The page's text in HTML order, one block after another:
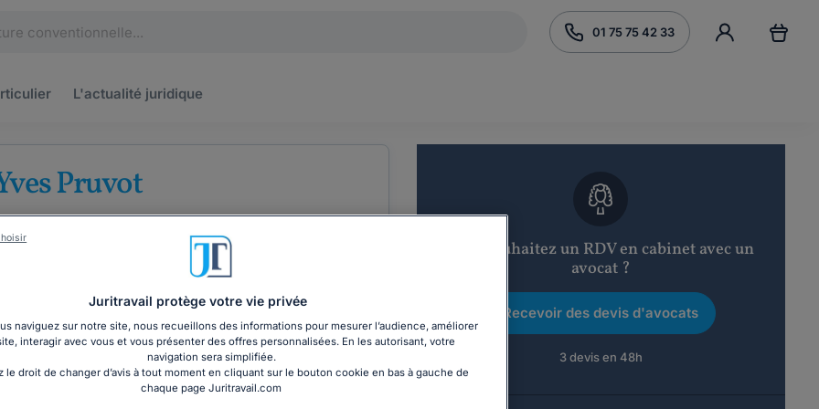
01 75 75 42 33
L'actualité juridique
Pruvot
des Ardennes
COORDONNÉES
Vous souhaitez un RDV en cabinet avec un
avocat ?
Recevoir des devis d'avocats
3 devis en 48h
Juritravail protège votre vie privée
naviguez sur notre site, nous recueillons des informations pour mesurer l’audience, améliorer
interagir avec vous et vous présenter des offres personnalisées. En les autorisant, votre
navigation sera simplifiée.
le droit de changer d’avis à tout moment en cliquant sur le bouton cookie en bas à gauche de
chaque page Juritravail.com